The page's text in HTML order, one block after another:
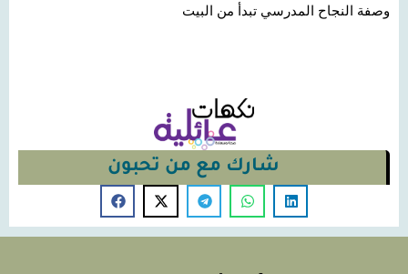
وصفة النجاح المدرسي تبدأ من البيت
شارك مع من تحبون